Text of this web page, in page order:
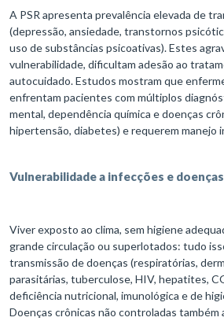
A PSR apresenta prevalência elevada de
(depressão, ansiedade, transtornos
uso de substâncias psicoativas). Estes
vulnerabilidade, dificultam adesão ao
autocuidado. Estudos mostram que
enfrentam pacientes com múltiplos
mental, dependência química e doenças
hipertensão, diabetes) e requerem manejo
Vulnerabilidade a infecções e
Viver exposto ao clima, sem higiene
grande circulação ou superlotados: tudo
transmissão de doenças (respiratórias,
parasitárias, tuberculose, HIV, hepatites,
deficiência nutricional, imunológica e de
Doenças crônicas não controladas também